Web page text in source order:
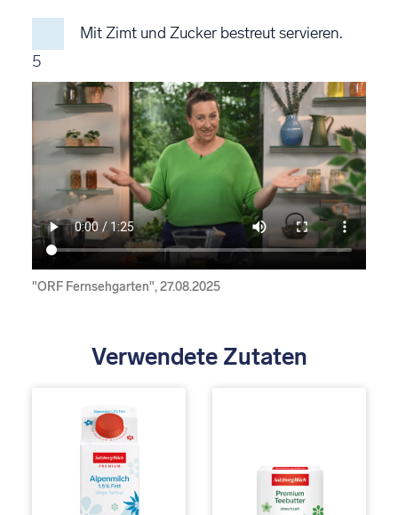
5
Mit Zimt und Zucker bestreut servieren.
"ORF Fernsehgarten", 27.08.2025
Verwendete Zutaten